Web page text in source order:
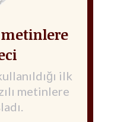
metinlere
ilk
metinlere